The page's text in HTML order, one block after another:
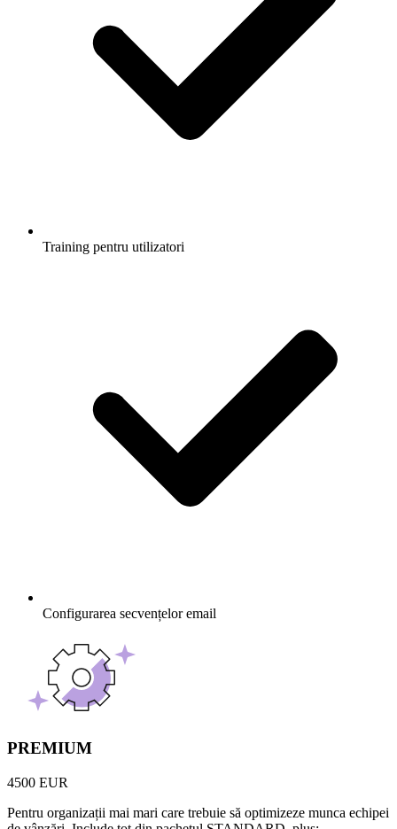
Training pentru utilizatori
Configurarea secvențelor email
PREMIUM
4500 EUR
Pentru organizații mai mari care trebuie să optimizeze munca echipei